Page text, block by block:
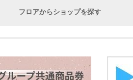
フロアからショップを探す